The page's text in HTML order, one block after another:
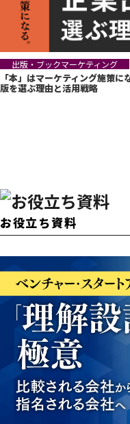
出版・ブックマーケティング
「本」はマーケティング施策
版を選ぶ理由と活用戦略
お役立ち資料